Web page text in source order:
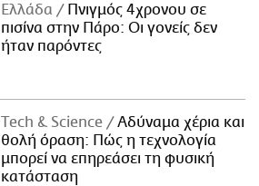
Ελλάδα
Πνιγμός 4χρονου σε
πισίνα στην Πάρο: Οι γονείς δεν
ήταν παρόντες
Τech & Science
Αδύναμα χέρια και
θολή όραση: Πώς η τεχνολογία
μπορεί να επηρεάσει τη φυσική
κατάσταση